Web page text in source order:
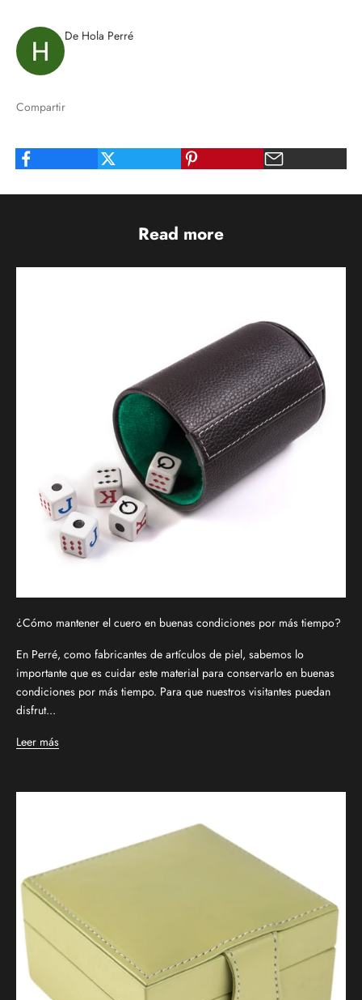
De Hola Perré
Compartir
Read more
¿Cómo mantener el cuero en buenas condiciones por más tiempo?
En Perré, como fabricantes de artículos de piel, sabemos lo
importante que es cuidar este material para conservarlo en buenas
condiciones por más tiempo. Para que nuestros visitantes puedan
disfrut...
Leer más